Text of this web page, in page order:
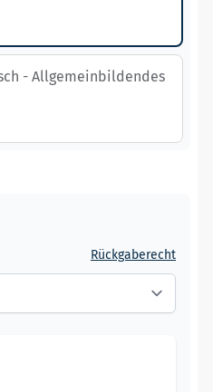
- Allgemeinbildendes
Rückgaberecht